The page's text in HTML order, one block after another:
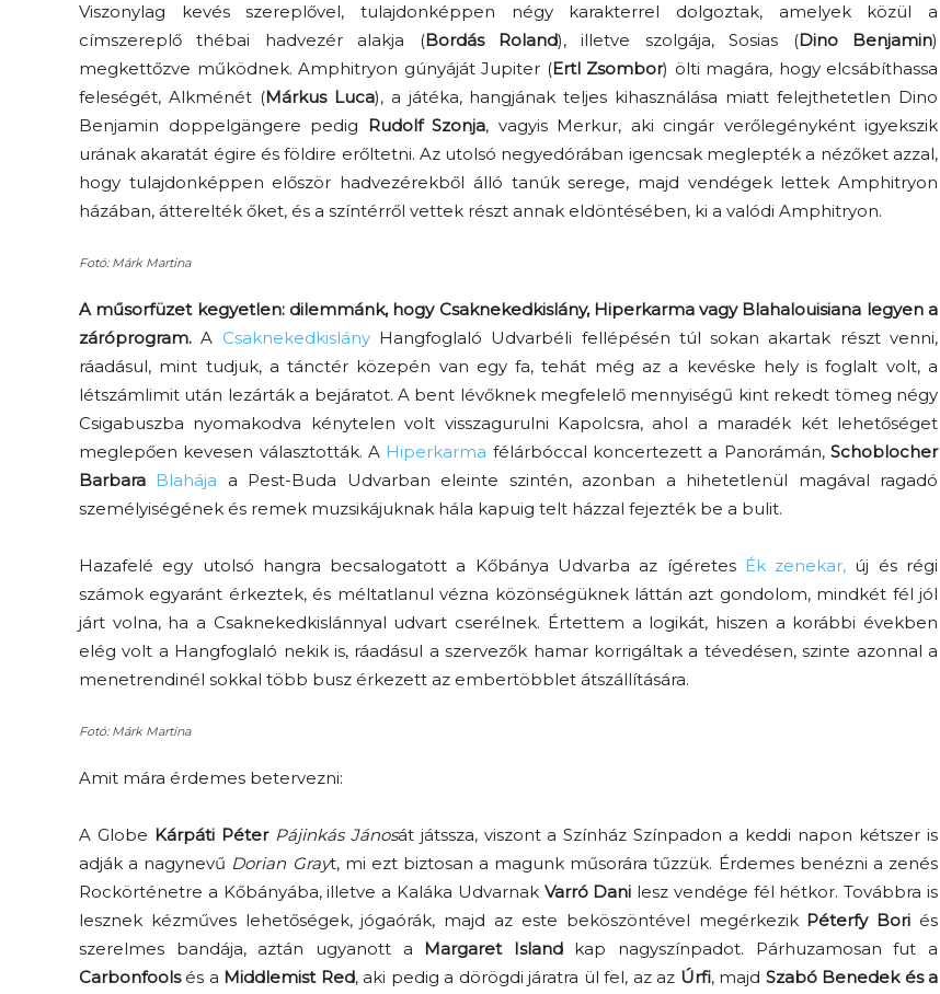
Viszonylag kevés szereplővel, tulajdonképpen négy karakterrel dolgoztak, amelyek közül a
címszereplő thébai hadvezér alakja (Bordás Roland), illetve szolgája, Sosias (Dino Benjamin)
megkettőzve működnek. Amphitryon gúnyáját Jupiter (Ertl Zsombor) ölti magára, hogy elcsábíthassa
feleségét, Alkménét (Márkus Luca), a játéka, hangjának teljes kihasználása miatt felejthetetlen Dino
Benjamin doppelgängere pedig
Rudolf Szonja, vagyis Merkur, aki cingár verőlegényként igyekszik
urának akaratát égire és földire erőltetni. Az utolsó negyedórában igencsak meglepték a nézőket azzal,
hogy tulajdonképpen először hadvezérekből álló tanúk serege, majd vendégek lettek Amphitryon
házában, átterelték őket, és a színtérről vettek részt annak eldöntésében, ki a valódi Amphitryon.
Fotó: Márk Martina
A műsorfüzet kegyetlen: dilemmánk, hogy Csaknekedkislány, Hiperkarma vagy Blahalouisiana legyen a
záróprogram. A CsaknekedkislányHangfoglaló Udvarbéli fellépésén túl sokan akartak részt venni,
ráadásul, mint tudjuk, a tánctér közepén van egy fa, tehát még az a kevéske hely is foglalt volt, a
létszámlimit után lezárták a bejáratot. A bent lévőknek megfelelő mennyiségű kint rekedt tömeg négy
Csigabuszba nyomakodva kénytelen volt visszagurulni Kapolcsra, ahol a maradék két lehetőséget
meglepően kevesen választották. A Hiperkarma félárbóccal koncertezett a Panorámán,Schoblocher
Barbara Blahája a Pest-Buda Udvarban eleinte szintén, azonban a hihetetlenül magával ragadó
személyiségének és remek muzsikájuknak hála kapuig telt házzal fejezték be a bulit.
Hazafelé egy utolsó hangra becsalogatott a Kőbánya Udvarba az ígéretes Ék zenekar, új és régi
számok egyaránt érkeztek, és méltatlanul vézna közönségüknek láttán azt gondolom, mindkét fél jól
járt volna, ha a Csaknekedkislánnyal udvart cserélnek. Értettem a logikát, hiszen a korábbi években
elég volt a Hangfoglaló nekik is, ráadásul a szervezők hamar korrigáltak a tévedésen, szinte azonnal a
menetrendinél sokkal több busz érkezett az embertöbblet átszállítására.
Fotó: Márk Martina
Amit mára érdemes betervezni:
A Globe Kárpáti Péter Pájinkás Jánosát játssza, viszont a Színház Színpadon a keddi napon kétszer is
adják a nagynevű Dorian Grayt, mi ezt biztosan a magunk műsorára tűzzük. Érdemes benézni a zenés
Rockörténetre a Kőbányába, illetve a Kaláka Udvarnak Varró Dani lesz vendége fél hétkor. Továbbra is
lesznek kézműves lehetőségek, jógaórák, majd az este beköszöntével megérkezik Péterfy Bori és
szerelmes bandája, aztán ugyanott a Margaret Islandkap nagyszínpadot. Párhuzamosan fut a
Carbonfoolsés a Middlemist Red, aki pedig a dörögdi járatra ül fel, az az Úrfi, majd Szabó Benedek és a